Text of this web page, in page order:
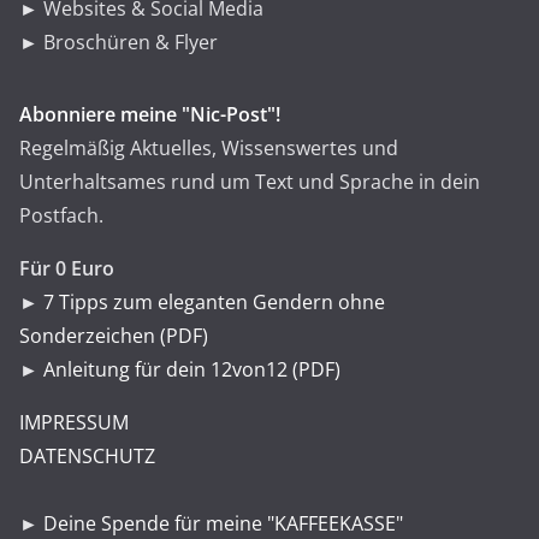
► Websites & Social Media
► Broschüren & Flyer
Abonniere meine "Nic-Post"!
Regelmäßig Aktuelles, Wissenswertes und
Unterhaltsames rund um Text und Sprache in dein
Postfach.
Für 0 Euro
► 7 Tipps zum eleganten Gendern ohne
Sonderzeichen (PDF)
► Anleitung für dein 12von12 (PDF)
IMPRESSUM
DATENSCHUTZ
► Deine Spende für meine "KAFFEEKASSE"